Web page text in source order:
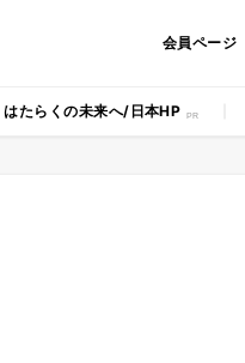
会員ページ
はたらくの未来へ/日本HP